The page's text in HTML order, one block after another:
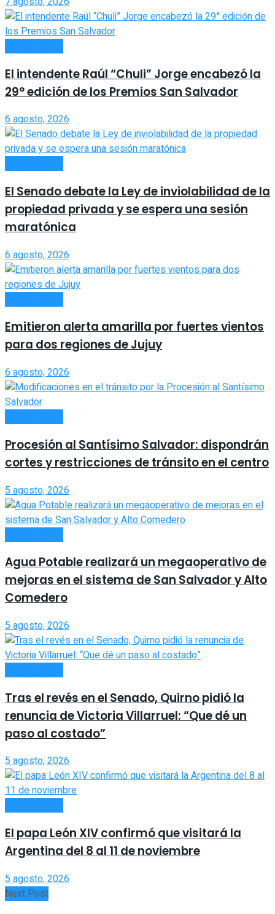
El intendente Raúl “Chuli” Jorge encabezó la
29° edición de los Premios San Salvador
6 agosto, 2026
El Senado debate la Ley de inviolabilidad de la
propiedad privada y se espera una sesión
maratónica
6 agosto, 2026
Emitieron alerta amarilla por fuertes vientos
para dos regiones de Jujuy
6 agosto, 2026
Procesión al Santísimo Salvador: dispondrán
cortes y restricciones de tránsito en el centro
5 agosto, 2026
Agua Potable realizará un megaoperativo de
mejoras en el sistema de San Salvador y Alto
Comedero
5 agosto, 2026
Tras el revés en el Senado, Quirno pidió la
renuncia de Victoria Villarruel: “Que dé un
paso al costado”
5 agosto, 2026
El papa León XIV confirmó que visitará la
Argentina del 8 al 11 de noviembre
5 agosto, 2026
Next Post